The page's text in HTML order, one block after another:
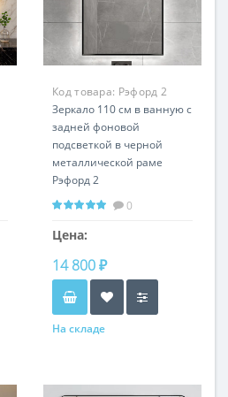
Код товара: Рэфорд 2
RS002
Зеркало 110 см в ванную с
задней фоновой
подсветкой в черной
металлической раме
Рэфорд 2
Любой размер и цвет
рамы Вертикальное и
горизонтальное
0
Цена:
14 800 ₽
На складе